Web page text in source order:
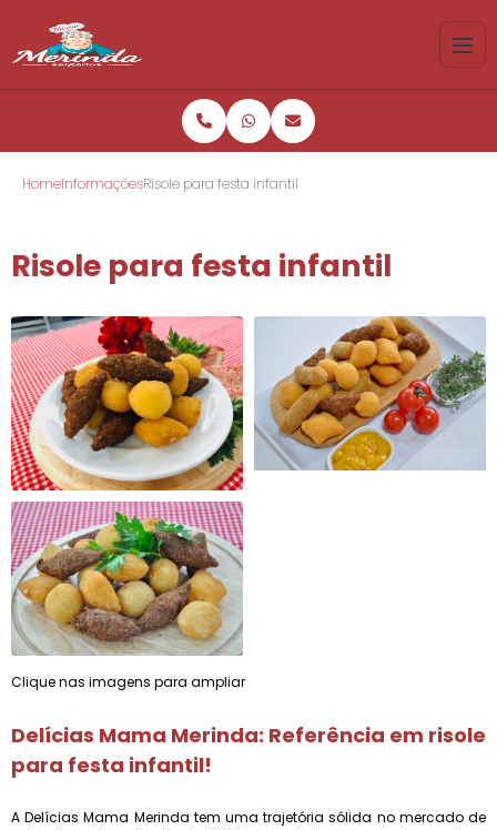
HomeInformaçõesRisole para festa infantil
Risole para festa infantil
Clique nas imagens para ampliar
Delícias Mama Merinda: Referência em risole
para festa infantil!
A Delícias Mama Merinda tem uma trajetória sólida no mercado de